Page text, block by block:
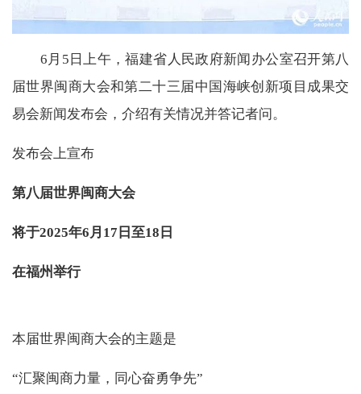
6月5日上午，福建省人民政府新闻办公室召开第八
届世界闽商大会和第二十三届中国海峡创新项目成果交
易会新闻发布会，介绍有关情况并答记者问。
发布会上宣布
第八届世界闽商大会
将于2025年6月17日至18日
在福州举行
本届世界闽商大会的主题是
“汇聚闽商力量，同心奋勇争先”